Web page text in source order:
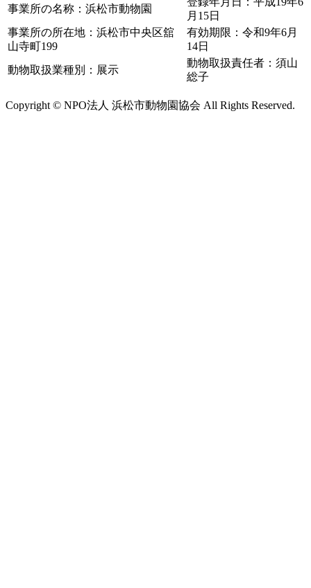
事業所の名称：浜松市動物園
月15日
事業所の所在地：浜松市中央区舘
山寺町199
有効期限：令和9年6月
14日
動物取扱業種別：展示
動物取扱責任者：須山
総子
Copyright © NPO法人 浜松市動物園協会 All Rights Reserved.